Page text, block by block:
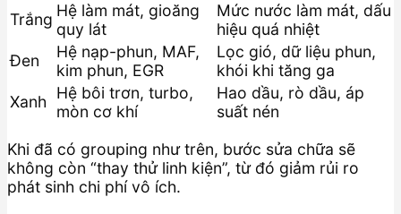
Trắng Hệ làm mát, gioăng
quy lát
Mức nước làm mát, dấu
hiệu quá nhiệt
Đen
Hệ nạp-phun, MAF,
kim phun, EGR
Lọc gió, dữ liệu phun,
khói khi tăng ga
Xanh
Hệ bôi trơn, turbo,
mòn cơ khí
Hao dầu, rò dầu, áp
suất nén
Khi đã có grouping như trên, bước sửa chữa sẽ
không còn “thay thử linh kiện”, từ đó giảm rủi ro
phát sinh chi phí vô ích.